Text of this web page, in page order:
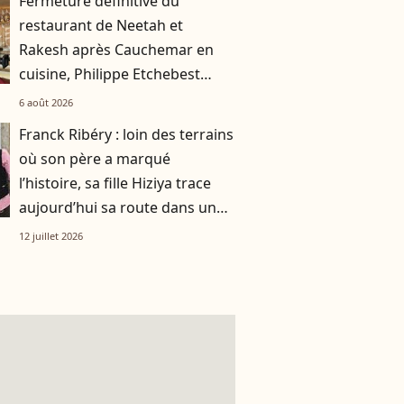
restaurant de Neetah et
Rakesh après Cauchemar en
cuisine, Philippe Etchebest
pensait les avoir sauvés
6 août 2026
Franck Ribéry : loin des terrains
où son père a marqué
l’histoire, sa fille Hiziya trace
aujourd’hui sa route dans un
tout autre univers
12 juillet 2026